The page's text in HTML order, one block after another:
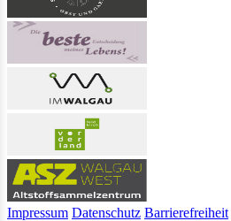
Impressum Datenschutz Barrierefreiheit